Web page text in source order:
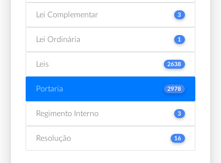
Lei Complementar 3
Lei Ordinária 1
Leis 2638
Portaria 2978
Regimento Interno 3
Resolução 16